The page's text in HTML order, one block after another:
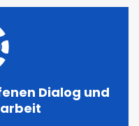
Dialog und